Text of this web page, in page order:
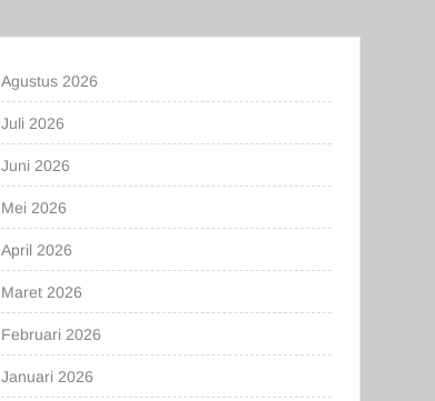
Agustus 2026
Juli 2026
Juni 2026
Mei 2026
April 2026
Maret 2026
Februari 2026
Januari 2026